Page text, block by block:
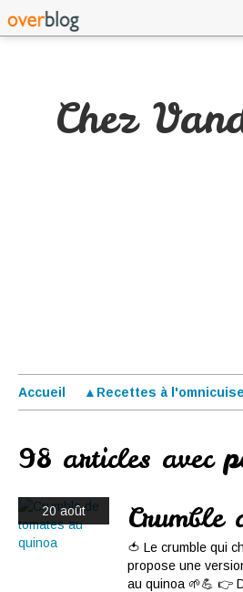
Chez
Accueil ▲Recettes à
98 articles avec
20 août Crumble
🍅 Le crumble qui
propose une
au quinoa 🌱💪 👉